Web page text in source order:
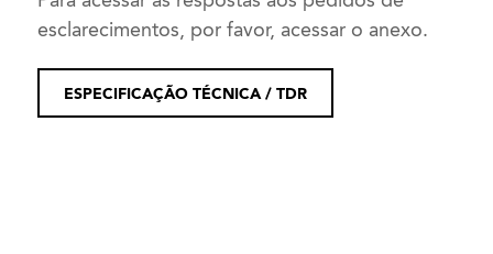
esclarecimentos, por favor, acessar o anexo.
ESPECIFICAÇÃO TÉCNICA / TDR